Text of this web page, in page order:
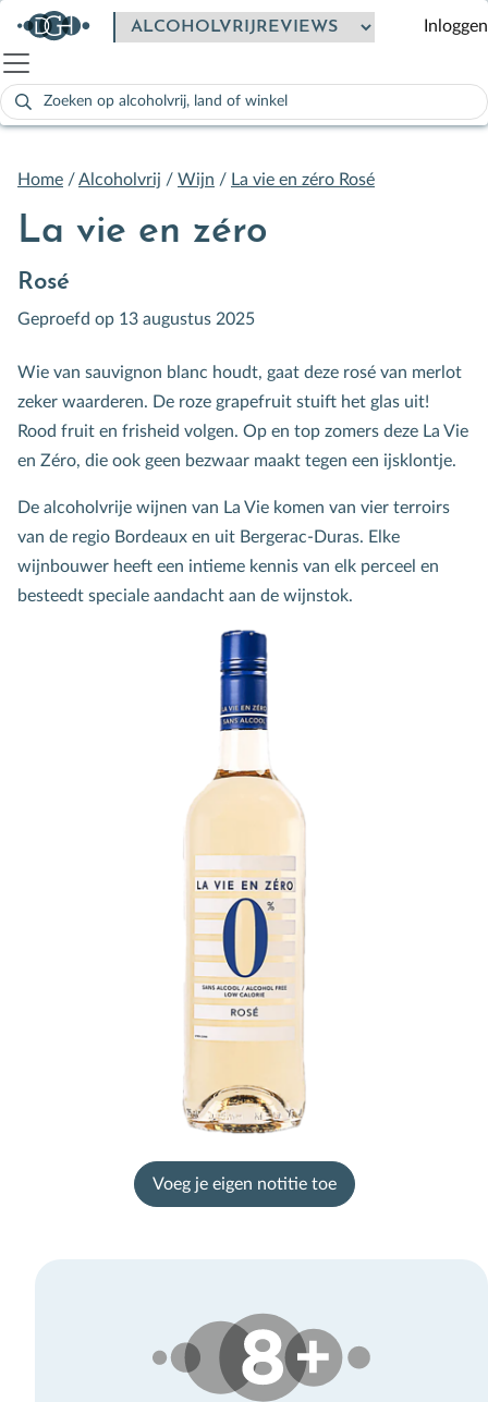
Zoeken
naar:
Als de resultaten voor automatisch aanvullen beschikbaar zijn,
Inloggen
Home /Alcoholvrij / Wijn / La vie en zéro Rosé
La vie en zéro
Rosé
Geproefd op 13 augustus 2025
Wie van sauvignon blanc houdt, gaat deze rosé van merlot
zeker waarderen. De roze grapefruit stuift het glas uit!
Rood fruit en frisheid volgen. Op en top zomers deze La Vie
en Zéro, die ook geen bezwaar maakt tegen een ijsklontje.
De alcoholvrije wijnen van La Vie komen van vier terroirs
van de regio Bordeaux en uit Bergerac-Duras. Elke
wijnbouwer heeft een intieme kennis van elk perceel en
besteedt speciale aandacht aan de wijnstok.
Voeg je eigen notitie toe